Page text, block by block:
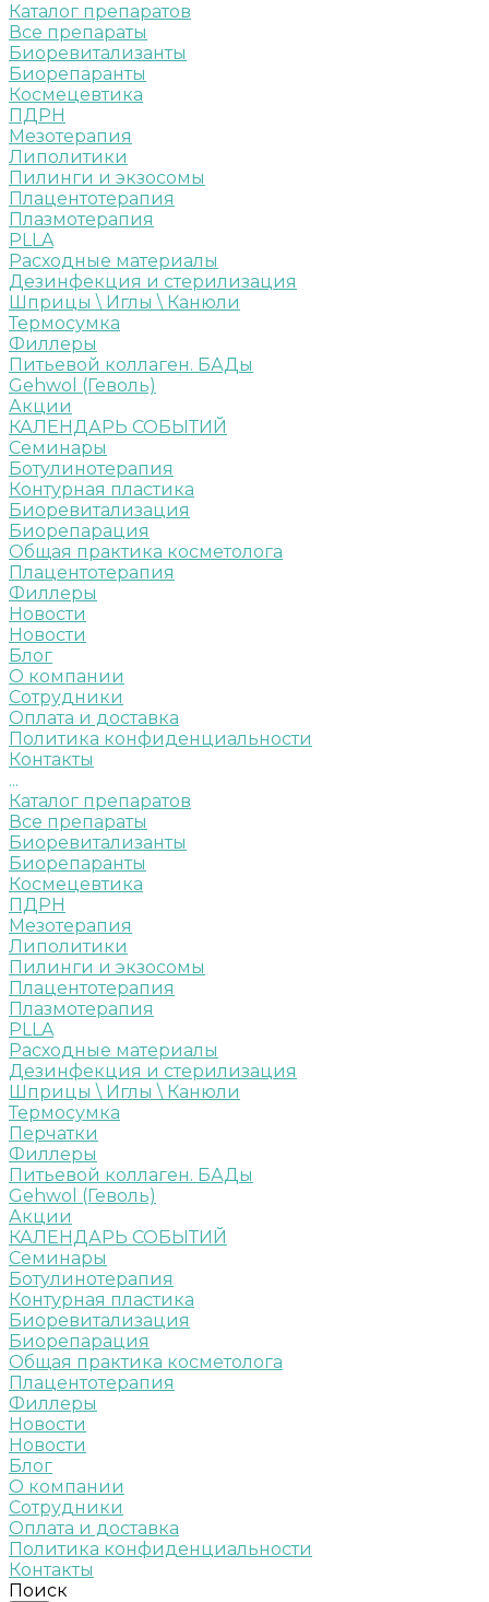
Каталог препаратов
Все препараты
Биоревитализанты
Биорепаранты
Космецевтика
ПДРН
Мезотерапия
Липолитики
Пилинги и экзосомы
Плацентотерапия
Плазмотерапия
PLLA
Расходные материалы
Дезинфекция и стерилизация
Шприцы \ Иглы \ Канюли
Термосумка
Филлеры
Питьевой коллаген. БАДы
Gehwol (Геволь)
Акции
КАЛЕНДАРЬ СОБЫТИЙ
Семинары
Ботулинотерапия
Контурная пластика
Биоревитализация
Биорепарация
Общая практика косметолога
Плацентотерапия
Филлеры
Новости
Новости
Блог
О компании
Сотрудники
Оплата и доставка
Политика конфиденциальности
Контакты
...
Каталог препаратов
Все препараты
Биоревитализанты
Биорепаранты
Космецевтика
ПДРН
Мезотерапия
Липолитики
Пилинги и экзосомы
Плацентотерапия
Плазмотерапия
PLLA
Расходные материалы
Дезинфекция и стерилизация
Шприцы \ Иглы \ Канюли
Термосумка
Перчатки
Филлеры
Питьевой коллаген. БАДы
Gehwol (Геволь)
Акции
КАЛЕНДАРЬ СОБЫТИЙ
Семинары
Ботулинотерапия
Контурная пластика
Биоревитализация
Биорепарация
Общая практика косметолога
Плацентотерапия
Филлеры
Новости
Новости
Блог
О компании
Сотрудники
Оплата и доставка
Политика конфиденциальности
Контакты
Поиск